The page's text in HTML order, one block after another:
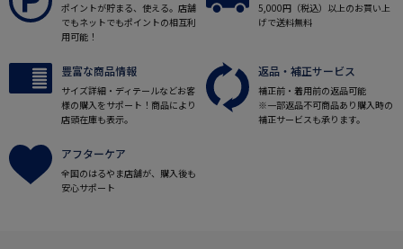
ポイントが貯まる、使える。店舗
でもネットでもポイントの相互利
用可能！
5,000円（税込）以上のお買い上
げで送料無料
豊富な商品情報
サイズ詳細・ディテールなどお客
様の購入をサポート！商品により
店頭在庫も表示。
返品・補正サービス
補正前・着用前の返品可能
※一部返品不可商品あり購入時の
補正サービスも承ります。
アフターケア
全国のはるやま店舗が、購入後も
安心サポート